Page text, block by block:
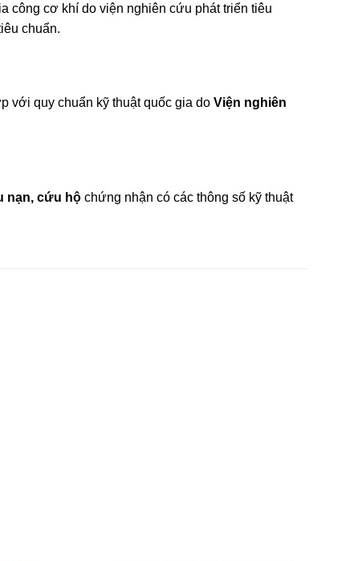
công cơ khí do viện nghiên cứu phát triển tiêu
chuẩn.
với quy chuẩn kỹ thuật quốc gia do Viện nghiên
nạn, cứu hộ chứng nhận có các thông số kỹ thuật